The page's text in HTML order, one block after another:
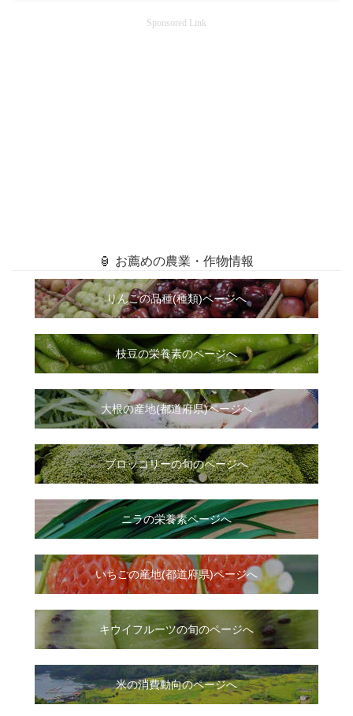
Sponsored Link
🏮 お薦めの農業・作物情報
りんごの品種(種類)ページへ
枝豆の栄養素のページへ
大根の産地(都道府県)ページへ
ブロッコリーの旬のページへ
ニラの栄養素ページへ
いちごの産地(都道府県)ページへ
キウイフルーツの旬のページへ
米の消費動向のページへ